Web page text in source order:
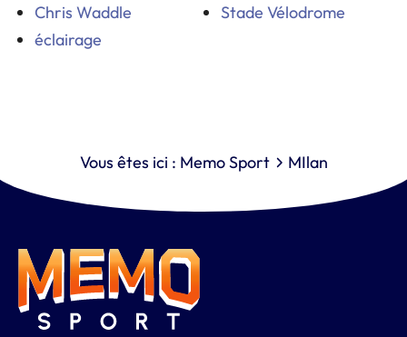
Chris Waddle
éclairage
Stade Vélodrome
Vous êtes ici : Memo Sport MIlan